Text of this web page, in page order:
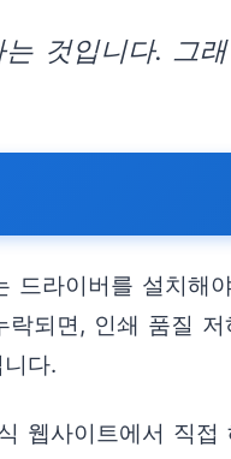
것입니다. 그
라이버를 설치해
되면, 인쇄 품질
다.
웹사이트에서 직